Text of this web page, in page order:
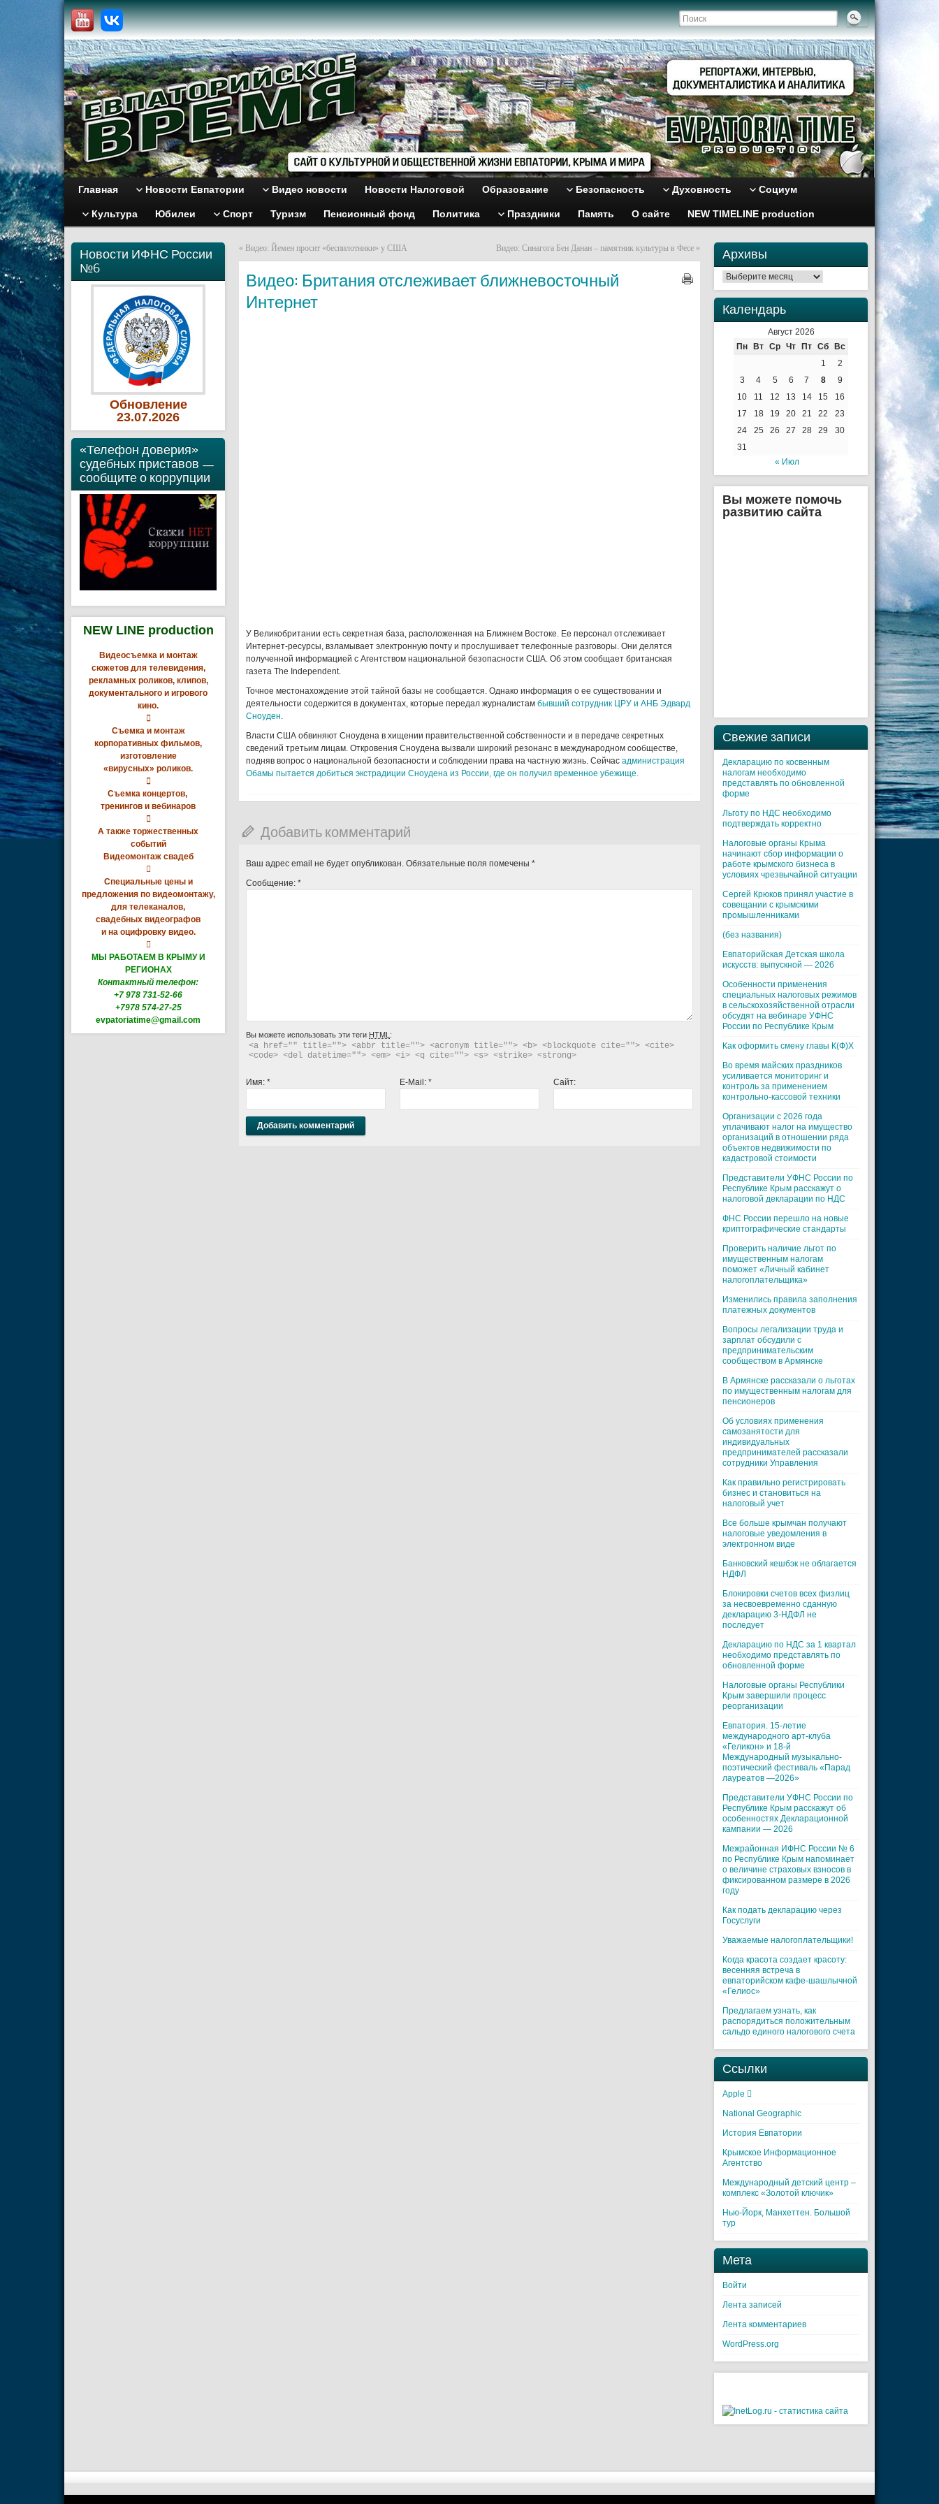
Главная Новости Евпатории Видео новости Новости Налоговой Образование Безопасность Духовность Социум
Культура Юбилеи Спорт Туризм Пенсионный фонд Политика Праздники Память О сайте NEW TIMELINE production
Новости ИФНС России
№6
Обновление
23.07.2026
«Телефон доверия»
судебных приставов —
сообщите о коррупции
NEW LINE production
Видеосъемка и монтаж
сюжетов для телевидения,
рекламных роликов, клипов,
документального и игрового
кино.

Съемка и монтаж
корпоративных фильмов,
изготовление
«вирусных» роликов.

Съемка концертов,
тренингов и вебинаров

А также торжественных
событий
Видеомонтаж свадеб

Специальные цены и
предложения по видеомонтажу,
для телеканалов,
свадебных видеографов
и на оцифровку видео.

МЫ РАБОТАЕМ В КРЫМУ И
РЕГИОНАХ
Контактный телефон:
+7 978 731-52-66
+7978 574-27-25
evpatoriatime@gmail.com
« Видео: Йемен просит «беспилотники» у США Видео: Синагога Бен Данан – памятник культуры в Фесе »
Видео: Британия отслеживает ближневосточный
Интернет
У Великобритании есть секретная база, расположенная на Ближнем Востоке. Ее персонал отслеживает
Интернет-ресурсы, взламывает электронную почту и прослушивает телефонные разговоры. Они делятся
полученной информацией с Агентством национальной безопасности США. Об этом сообщает британская
газета The Independent.
Точное местонахождение этой тайной базы не сообщается. Однако информация о ее существовании и
деятельности содержится в документах, которые передал журналистам бывший сотрудник ЦРУ и АНБ Эдвард
Сноуден.
Власти США обвиняют Сноудена в хищении правительственной собственности и в передаче секретных
сведений третьим лицам. Откровения Сноудена вызвали широкий резонанс в международном сообществе,
подняв вопрос о национальной безопасности и соблюдении права на частную жизнь. Сейчас администрация
Обамы пытается добиться экстрадиции Сноудена из России, где он получил временное убежище.
Добавить комментарий
Ваш адрес email не будет опубликован. Обязательные поля помечены *
Сообщение: *
Вы можете использовать эти теги HTML :
<a href="" title=""> <abbr title=""> <acronym title=""> <b> <blockquote cite=""> <cite>
<code> <del datetime=""> <em> <i> <q cite=""> <s> <strike> <strong>
Имя: * E-Mail: * Сайт:
Архивы
Архивы
Календарь
Август 2026
Пн
Вт Ср Чт Пт Сб
Вс
1
2
3
4 5 6 7 8
9
10
11 12 13 14 15
16
17
18 19 20 21 22
23
24
25 26 27 28 29
30
31
« Июл
Вы можете помочь
развитию сайта
Свежие записи
Декларацию по косвенным
налогам необходимо
представлять по обновленной
форме
Льготу по НДС необходимо
подтверждать корректно
Налоговые органы Крыма
начинают сбор информации о
работе крымского бизнеса в
условиях чрезвычайной ситуации
Cергей Крюков принял участие в
совещании с крымскими
промышленниками
(без названия)
Евпаторийская Детская школа
искусств: выпускной — 2026
Особенности применения
специальных налоговых режимов
в сельскохозяйственной отрасли
обсудят на вебинаре УФНС
России по Республике Крым
Как оформить смену главы К(Ф)Х
Во время майских праздников
усиливается мониторинг и
контроль за применением
контрольно-кассовой техники
Организации с 2026 года
уплачивают налог на имущество
организаций в отношении ряда
объектов недвижимости по
кадастровой стоимости
Представители УФНС России по
Республике Крым расскажут о
налоговой декларации по НДС
ФНС России перешло на новые
криптографические стандарты
Проверить наличие льгот по
имущественным налогам
поможет «Личный кабинет
налогоплательщика»
Изменились правила заполнения
платежных документов
Вопросы легализации труда и
зарплат обсудили с
предпринимательским
сообществом в Армянске
В Армянске рассказали о льготах
по имущественным налогам для
пенсионеров
Об условиях применения
самозанятости для
индивидуальных
предпринимателей рассказали
сотрудники Управления
Как правильно регистрировать
бизнес и становиться на
налоговый учет
Все больше крымчан получают
налоговые уведомления в
электронном виде
Банковский кешбэк не облагается
НДФЛ
Блокировки счетов всех физлиц
за несвоевременно сданную
декларацию 3-НДФЛ не
последует
Декларацию по НДС за 1 квартал
необходимо представлять по
обновленной форме
Налоговые органы Республики
Крым завершили процесс
реорганизации
Евпатория. 15-летие
международного арт-клуба
«Геликон» и 18-й
Международный музыкально-
поэтический фестиваль «Парад
лауреатов —2026»
Представители УФНС России по
Республике Крым расскажут об
особенностях Декларационной
кампании — 2026
Межрайонная ИФНС России № 6
по Республике Крым напоминает
о величине страховых взносов в
фиксированном размере в 2026
году
Как подать декларацию через
Госуслуги
Уважаемые налогоплательщики!
Когда красота создает красоту:
весенняя встреча в
евпаторийском кафе-шашлычной
«Гелиос»
Предлагаем узнать, как
распорядиться положительным
сальдо единого налогового счета
Ссылки
Apple 
National Geographic
История Евпатории
Крымское Информационное
Агентство
Международный детский центр –
комплекс «Золотой ключик»
Нью-Йорк, Манхеттен. Большой
тур
Мета
Войти
Лента записей
Лента комментариев
WordPress.org